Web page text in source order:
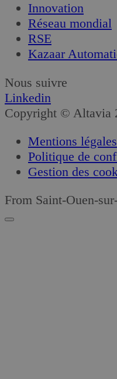
Innovation
Réseau mondial
RSE
Kazaar
Nous suivre
Linkedin
Copyright © Altavia
Mentions légales
Politique de
Gestion des
From Saint-Ouen-